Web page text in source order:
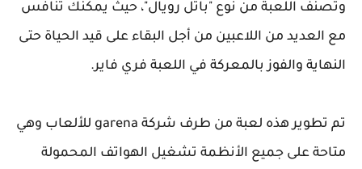
وتصنف اللعبة من نوع "باتل رويال"، حيث يمكنك تنافس
مع العديد من اللاعبين من أجل البقاء على قيد الحياة حتى
النهاية والفوز بالمعركة في اللعبة فري فاير.
تم تطوير هذه لعبة من طرف شركة garena للألعاب وهي
متاحة على جميع الأنظمة تشغيل الهواتف المحمولة